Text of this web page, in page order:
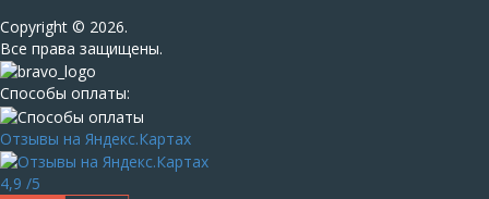
Сopyright © 2026.
Все права защищены.
Способы оплаты:
Отзывы на Яндекс.Картах
4,9 /5